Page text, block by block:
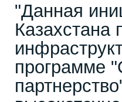
"Данная
Казахстана
программе